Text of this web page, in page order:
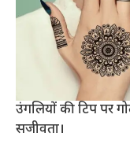
उंगलियों की टिप पर
सजीवता।